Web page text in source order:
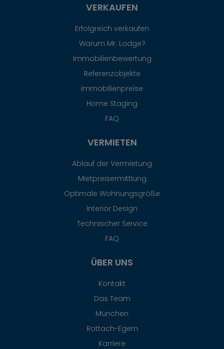
VERKAUFEN
Erfolgreich verkaufen
Warum Mr. Lodge?
Immobilienbewertung
Referenzobjekte
Immobilienpreise
Home Staging
FAQ
VERMIETEN
Ablauf der Vermietung
Mietpreisermittlung
Optimale Wohnungsgröße
Interior Design
Technischer Service
FAQ
ÜBER UNS
Kontakt
Das Team
München
Rottach-Egern
Karriere